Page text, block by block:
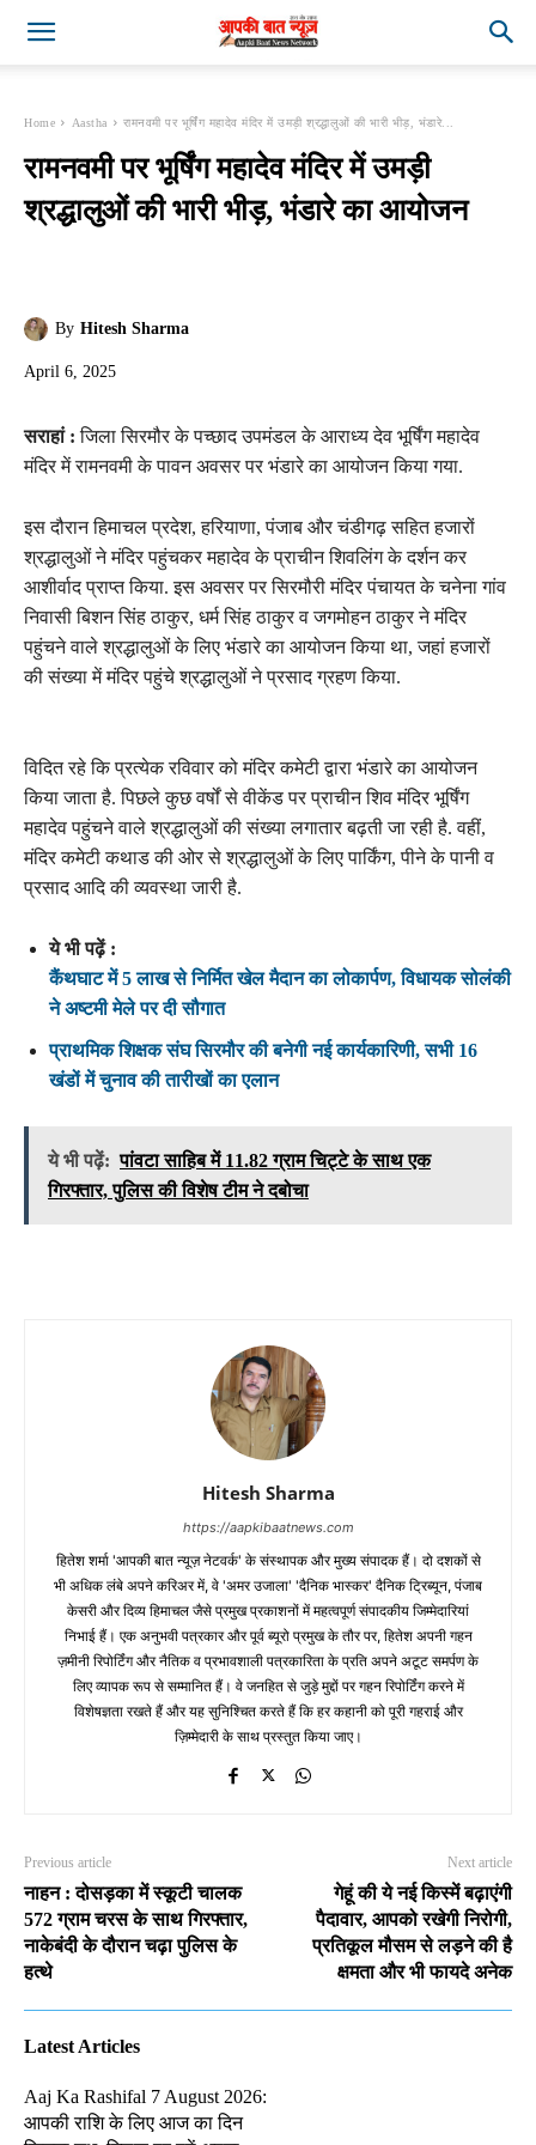
Home Aastha रामनवमी पर भूर्षिंग महादेव मंदिर में उमड़ी श्रद्धालुओं की भारी भीड़, भंडारे...
रामनवमी पर भूर्षिंग महादेव मंदिर में उमड़ी
श्रद्धालुओं की भारी भीड़, भंडारे का आयोजन
By Hitesh Sharma
April 6, 2025
सराहां : जिला सिरमौर के पच्छाद उपमंडल के आराध्य देव भूर्षिंग महादेव
मंदिर में रामनवमी के पावन अवसर पर भंडारे का आयोजन किया गया.
इस दौरान हिमाचल प्रदेश, हरियाणा, पंजाब और चंडीगढ़ सहित हजारों
श्रद्धालुओं ने मंदिर पहुंचकर महादेव के प्राचीन शिवलिंग के दर्शन कर
आशीर्वाद प्राप्त किया. इस अवसर पर सिरमौरी मंदिर पंचायत के चनेना गांव
निवासी बिशन सिंह ठाकुर, धर्म सिंह ठाकुर व जगमोहन ठाकुर ने मंदिर
पहुंचने वाले श्रद्धालुओं के लिए भंडारे का आयोजन किया था, जहां हजारों
की संख्या में मंदिर पहुंचे श्रद्धालुओं ने प्रसाद ग्रहण किया.
विदित रहे कि प्रत्येक रविवार को मंदिर कमेटी द्वारा भंडारे का आयोजन
किया जाता है. पिछले कुछ वर्षों से वीकेंड पर प्राचीन शिव मंदिर भूर्षिंग
महादेव पहुंचने वाले श्रद्धालुओं की संख्या लगातार बढ़ती जा रही है. वहीं,
मंदिर कमेटी कथाड की ओर से श्रद्धालुओं के लिए पार्किंग, पीने के पानी व
प्रसाद आदि की व्यवस्था जारी है.
ये भी पढ़ें :
कैंथघाट में 5 लाख से निर्मित खेल मैदान का लोकार्पण, विधायक सोलंकी
ने अष्टमी मेले पर दी सौगात
प्राथमिक शिक्षक संघ सिरमौर की बनेगी नई कार्यकारिणी, सभी 16
खंडों में चुनाव की तारीखों का एलान
ये भी पढ़ें: पांवटा साहिब में 11.82 ग्राम चिट्टे के साथ एक
गिरफ्तार, पुलिस की विशेष टीम ने दबोचा
Hitesh Sharma
https://aapkibaatnews.com
हितेश शर्मा 'आपकी बात न्यूज़ नेटवर्क' के संस्थापक और मुख्य संपादक हैं। दो दशकों से
भी अधिक लंबे अपने करिअर में, वे 'अमर उजाला' 'दैनिक भास्कर' दैनिक ट्रिब्यून, पंजाब
केसरी और दिव्य हिमाचल जैसे प्रमुख प्रकाशनों में महत्वपूर्ण संपादकीय जिम्मेदारियां
निभाई हैं। एक अनुभवी पत्रकार और पूर्व ब्यूरो प्रमुख के तौर पर, हितेश अपनी गहन
ज़मीनी रिपोर्टिंग और नैतिक व प्रभावशाली पत्रकारिता के प्रति अपने अटूट समर्पण के
लिए व्यापक रूप से सम्मानित हैं। वे जनहित से जुड़े मुद्दों पर गहन रिपोर्टिंग करने में
विशेषज्ञता रखते हैं और यह सुनिश्चित करते हैं कि हर कहानी को पूरी गहराई और
ज़िम्मेदारी के साथ प्रस्तुत किया जाए।
Previous article
नाहन : दोसड़का में स्कूटी चालक
572 ग्राम चरस के साथ गिरफ्तार,
नाकेबंदी के दौरान चढ़ा पुलिस के
हत्थे
Next article
गेहूं की ये नई किस्में बढ़ाएंगी
पैदावार, आपको रखेगी निरोगी,
प्रतिकूल मौसम से लड़ने की है
क्षमता और भी फायदे अनेक
Latest Articles
Aaj Ka Rashifal 7 August 2026:
आपकी राशि के लिए आज का दिन